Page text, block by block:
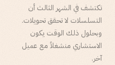
تكتشف في الشهر الثالث أن
التسلسلات لا تحقق تحويلات.
وبحلول ذلك الوقت يكون
الاستشاري منشغلاً مع عميل
آخر.